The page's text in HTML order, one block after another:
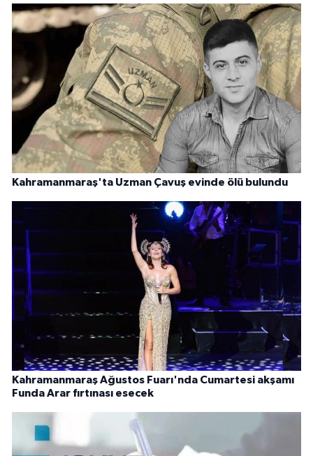
Kahramanmaraş'ta Uzman Çavuş evinde ölü bulundu
Kahramanmaraş Ağustos Fuarı'nda Cumartesi akşamı
Funda Arar fırtınası esecek